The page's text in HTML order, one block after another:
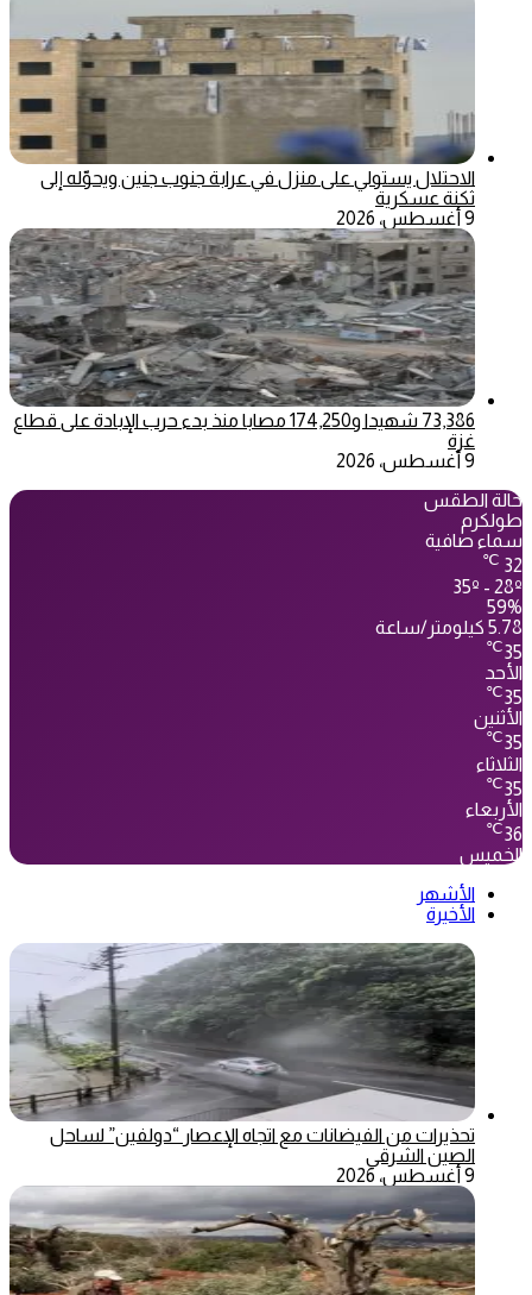
الاحتلال يستولي على منزل في عرابة جنوب جنين ويحوّله إلى
ثكنة عسكرية
9 أغسطس، 2026
73,386 شهيدا و174,250 مصابا منذ بدء حرب الإبادة على قطاع
غزة
9 أغسطس، 2026
حالة الطقس
طولكرم
سماء صافية
32
℃
35º - 28º
59%
5.78 كيلومتر/ساعة
35
℃
الأحد
35
℃
الأثنين
35
℃
الثلاثاء
35
℃
الأربعاء
36
℃
الخميس
الأشهر
الأخيرة
تحذيرات من الفيضانات مع اتجاه الإعصار “دولفين” لساحل
الصين الشرقي
9 أغسطس، 2026